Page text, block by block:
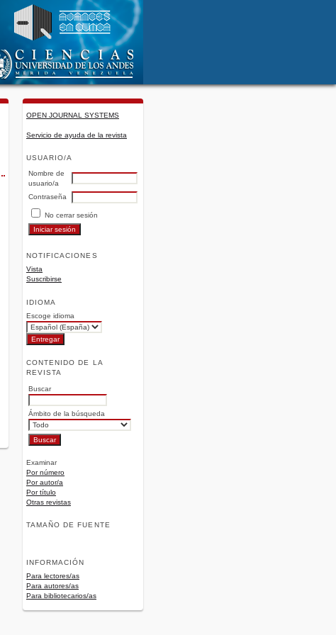
OPEN JOURNAL SYSTEMS
Servicio de ayuda de la revista
USUARIO/A
Nombre de
usuario/a
Contraseña
No cerrar sesión
NOTIFICACIONES
Vista
Suscribirse
IDIOMA
Escoge idioma
CONTENIDO DE LA
REVISTA
Buscar
Ámbito de la búsqueda
Examinar
Por número
Por autor/a
Por título
Otras revistas
TAMAÑO DE FUENTE
INFORMACIÓN
Para lectores/as
Para autores/as
Para bibliotecarios/as